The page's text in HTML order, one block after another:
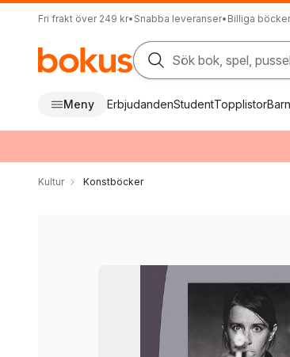
Fri frakt över 249 kr• Snabba leveranser• Billiga böcker
Sök bok, spel,
Meny ErbjudandenStudentTopplistor
Kultur Konstböcker